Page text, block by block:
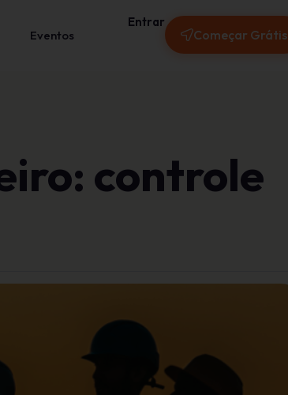
Eventos
Entrar
Começar Grátis
controle